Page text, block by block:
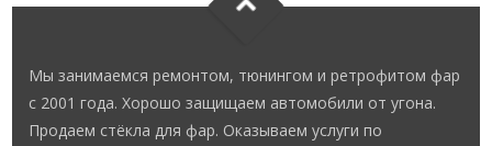
Мы занимаемся ремонтом, тюнингом и ретрофитом фар
с 2001 года. Хорошо защищаем автомобили от угона.
Продаем стёкла для фар. Оказываем услуги по